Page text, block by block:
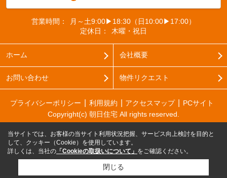
営業時間：
月～土9:00▶18:30（日10:00▶17:00）
定休日：
木曜・祝日
ホーム 会社概要
お問い合わせ 物件リクエスト
プライバシーポリシー 利用規約 アクセスマップ
PCサイト
Copyright(c) 朝日住宅 All rights reserved.
当サイトでは、お客様の当サイト利用状況把握、サービス向上検討を目的と
して、クッキー（Cookie）を使用しています。
詳しくは、当社の 「Cookieの取扱いについて」 をご確認ください。
閉じる